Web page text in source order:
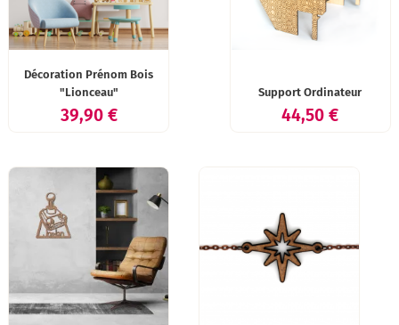
Décoration Prénom Bois
"Lionceau"
Prix
39,90 €
Support Ordinateur
Prix
44,50 €